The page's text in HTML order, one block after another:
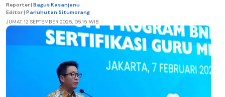
Reporter | Bagus Kasanjanu
Editor | Parluhutan Situmorang
JUMAT, 12 SEPTEMBER 2025, 05.15 WIB